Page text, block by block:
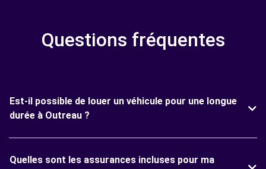
Questions fréquentes
Est-il possible de louer un véhicule pour une longue
durée à Outreau ?
Quelles sont les assurances incluses pour ma